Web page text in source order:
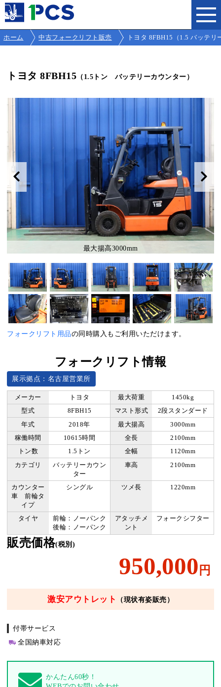
ホーム 中古フォークリフト販売 トヨタ 8FBH15（1.5 バッテリ
トヨタ 8FBH15 （1.5トン バッテリーカウンター）
最大揚高3000mm
フォークリフト用品の同時購入もご利用いただけます。
フォークリフト情報
展示拠点：名古屋営業所
メーカー トヨタ 最大荷重
1450kg
型式
8FBH15 マスト形式
2段スタンダード
年式
2018年 最大揚高
3000mm
稼働時間
10615時間 全長
2100mm
トン数
1.5トン 全幅
1120mm
カテゴリ
バッテリーカウン
ター
車高 2100mm
カウンター
車 前輪タ
イプ
シングル ツメ長 1220mm
タイヤ
前輪：ノーパンク
後輪：ノーパンク
アタッチメ
ント
フォークシフター
販売価格(税別)
950,000 円
激安アウトレット （現状有姿販売）
付帯サービス
全国納車対応
かんたん60秒！